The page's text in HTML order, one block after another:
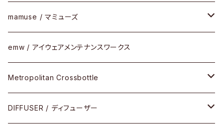
コンビフレーム
サングラス
その他
セルフレーム
メタルフレーム
コンビネーション
mamuse / マミューズ
セル
メタル
コンビ
emw / アイウェアメンテナンスワークス
Metropolitan Crossbottle
30cm×30cm
DIFFUSER / ディフューザー